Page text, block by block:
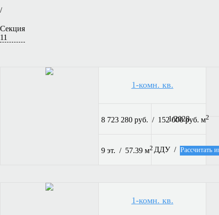
/
Секция
11
1-комн. кв.
8 723 280 руб. / 152 000 руб. м2
1/2028
9 эт. / 57.39 м2 ДДУ / Рассчитать
1-комн. кв.